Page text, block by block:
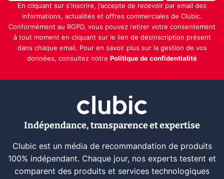
En cliquant sur s'inscrire, j’accepte de recevoir par email des
informations, actualités et offres commerciales de Clubic.
Conformément au RGPD, vous pouvez retirer votre consentement
à tout moment en cliquant sur le lien de désinscription présent
dans chaque email. Pour en savoir plus sur la gestion de vos
données, consultez notre Politique de confidentialité
Indépendance, transparence et expertise
Clubic est un média de recommandation de produits
100% indépendant. Chaque jour, nos experts testent et
comparent des produits et services technologiques